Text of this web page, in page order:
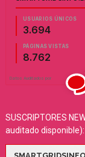
SUSCRIPTORES
auditado disponible):